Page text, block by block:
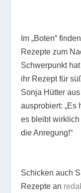
Im „Boten“
Rezepte zum
Schwerpunkt
ihr Rezept für
Sonja Hütter
ausprobiert: „Es
es bleibt
die Anregung!“
Schicken auch
Rezepte an